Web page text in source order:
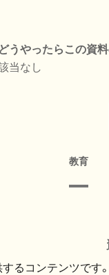
どうやったらこの資
当なし
教育
るコンテンツです。